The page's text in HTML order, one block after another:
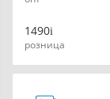
1490
розница